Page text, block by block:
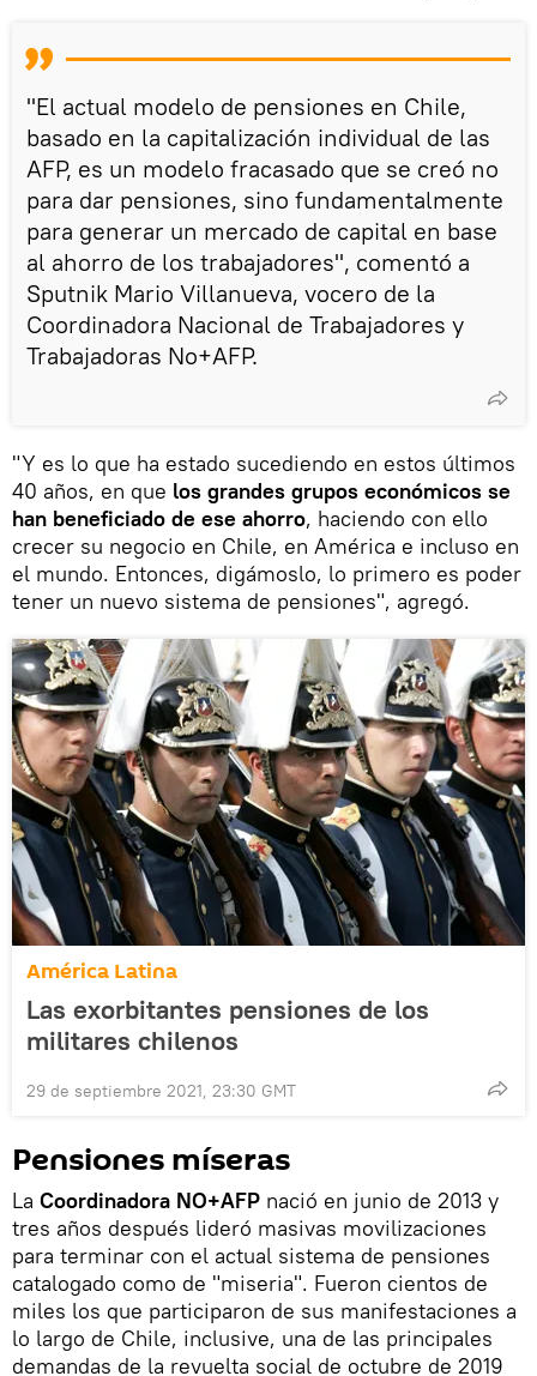
"El actual modelo de pensiones en Chile,
basado en la capitalización individual de las
AFP, es un modelo fracasado que se creó no
para dar pensiones, sino fundamentalmente
para generar un mercado de capital en base
al ahorro de los trabajadores", comentó a
Sputnik Mario Villanueva, vocero de la
Coordinadora Nacional de Trabajadores y
Trabajadoras No+AFP.
"Y es lo que ha estado sucediendo en estos últimos
40 años, en que los grandes grupos económicos se
han beneficiado de ese ahorro, haciendo con ello
crecer su negocio en Chile, en América e incluso en
el mundo. Entonces, digámoslo, lo primero es poder
tener un nuevo sistema de pensiones", agregó.
América Latina
Las exorbitantes pensiones de los
militares chilenos
29 de septiembre 2021, 23:30 GMT
Pensiones míseras
La Coordinadora NO+AFP nació en junio de 2013 y
tres años después lideró masivas movilizaciones
para terminar con el actual sistema de pensiones
catalogado como de "miseria". Fueron cientos de
miles los que participaron de sus manifestaciones a
lo largo de Chile, inclusive, una de las principales
demandas de la revuelta social de octubre de 2019